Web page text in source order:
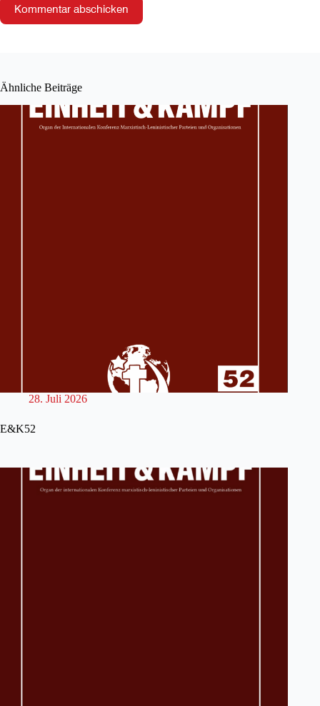
Kommentar abschicken
Ähnliche Beiträge
28. Juli 2026
E&K52